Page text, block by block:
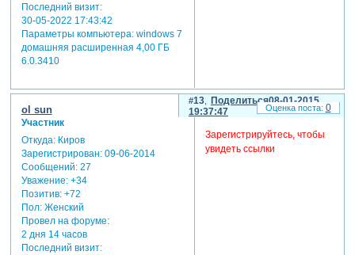
Последний визит:
30-05-2022 17:43:42
Параметры компьютера:windows 7
домашняя расширенная 4,00 ГБ
6.0.3410
Поделиться
13
08-01-2015
19:37:47
ol sun
Участник
Откуда:Киров
Зарегистрирован: 09-06-2014
Сообщений:27
Уважение: +34
Позитив: +72
Пол:Женский
Провел на форуме:
2 дня 14 часов
Последний визит:
Зарегистрируйтесь, чтобы
увидеть ссылки
0